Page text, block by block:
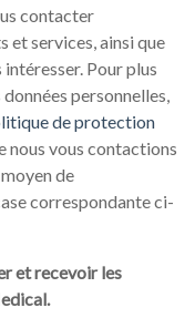
contacter
et services, ainsi que
Pour plus
personnelles,
de protection
nous vous contactions
de
correspondante ci-
et recevoir les